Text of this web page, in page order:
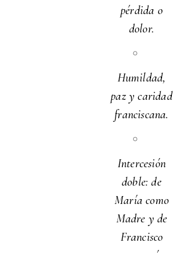
pérdida o
dolor.
Humildad,
paz y caridad
franciscana.
Intercesión
doble: de
María como
Madre y de
Francisco